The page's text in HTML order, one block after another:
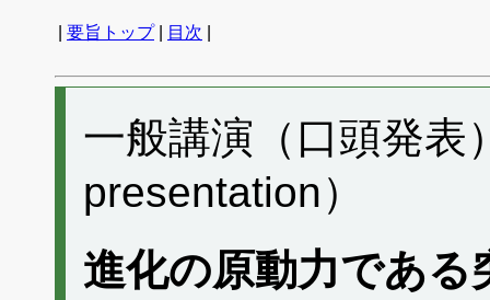
要旨トップ| 目次
一般講演（口頭発
presentation）
進化の原動力である